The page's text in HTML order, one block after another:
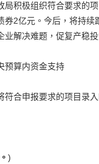
局积极组织符合要求的
券2亿元。今后，将持
业解决难题，促复产稳
预算内资金支持
符合申报要求的项目录
)